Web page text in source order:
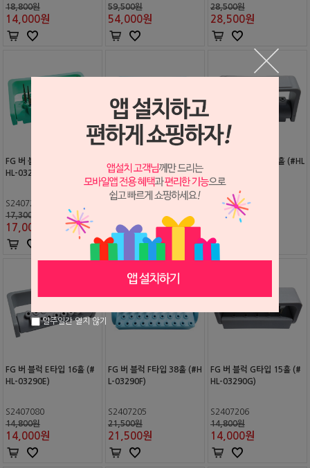
18,800원
14,000원
59,500원
54,000원
28,500원
28,500원
FG 버 블럭 B타입 32홀 (#
HL-03290B)
S2407202
17,300원
17,000
HL-03290C)
16,000원
FG 버 블럭 D타입 9홀 (#HL
S2407204
13,600원
FG 버 블럭 E타입 16홀 (#
HL-03290E)
S2407080
14,800원
14,000원
FG 버 블럭 F타입 38홀 (#H
L-03290F)
S2407205
21,500원
21,500원
FG 버 블럭 G타입 15홀 (#
HL-03290G)
S2407206
14,800원
14,000원
일주일간 열지 않기